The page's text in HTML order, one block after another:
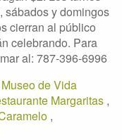
sábados y domingos
cierran al público
celebrando. Para
al: 787-396-6996
Museo de Vida
Margaritas ,
,